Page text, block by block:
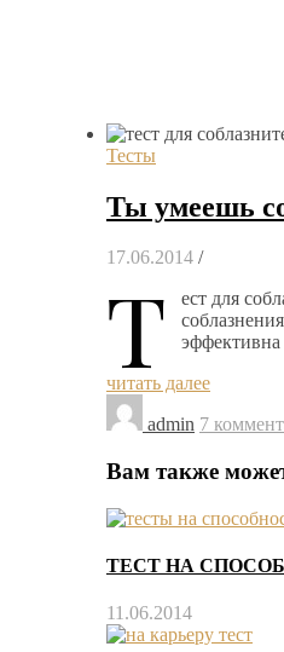
Тесты
Ты умеешь
17.06.2014 /
Т
ест для
эффективна
читать далее
admin 7
Вам также
ТЕСТ НА
11.06.2014